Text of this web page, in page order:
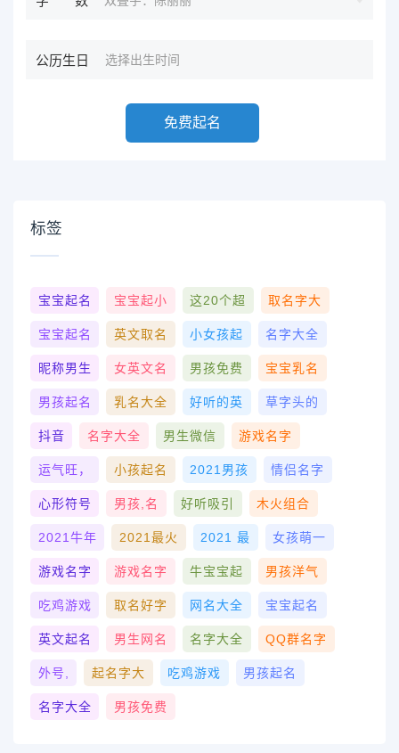
公历生日
免费起名
标签
宝宝起名 宝宝起小 这20个超 取名字大
宝宝起名 英文取名 小女孩起 名字大全
昵称男生 女英文名 男孩免费 宝宝乳名
男孩起名 乳名大全 好听的英 草字头的
抖音 名字大全 男生微信 游戏名字
运气旺， 小孩起名 2021男孩 情侣名字
心形符号 男孩,名 好听吸引 木火组合
2021牛年 2021最火 2021 最 女孩萌一
游戏名字 游戏名字 牛宝宝起 男孩洋气
吃鸡游戏 取名好字 网名大全 宝宝起名
英文起名 男生网名 名字大全 QQ群名字
外号, 起名字大 吃鸡游戏 男孩起名
名字大全 男孩免费